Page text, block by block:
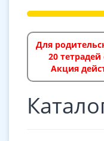
Для
20
Акция